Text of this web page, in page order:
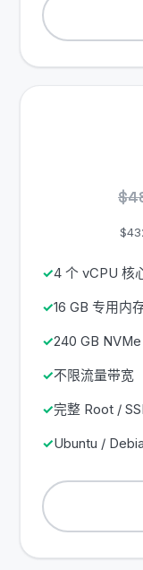
4 个 vCPU 核
16 GB 专用内
240 GB NVMe
不限流量带宽
完整 Root /
Ubuntu /